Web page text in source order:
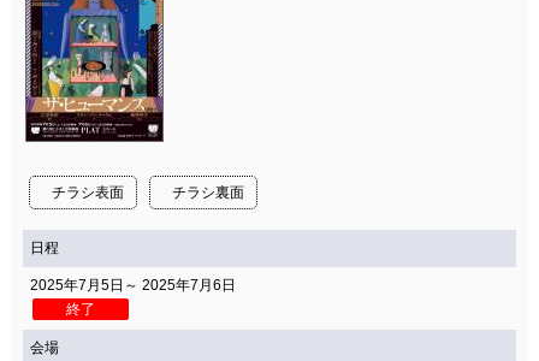
アクセシビリティ/
サービス
座席表
プラットニュース 出版物・映像
チラシ表面 チラシ裏面
日程
2025年7月5日～ 2025年7月6日
終了
会場
チケット・座席表・鑑賞サポートなど
施設の利用について
サポート